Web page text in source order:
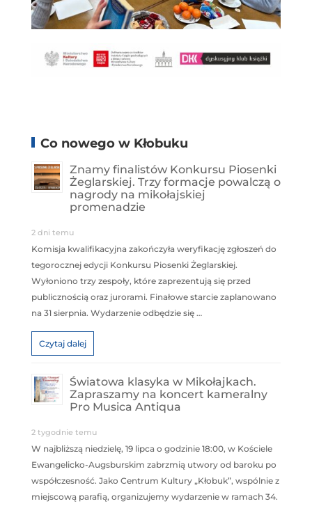
Co nowego w Kłobuku
Znamy finalistów Konkursu Piosenki
Żeglarskiej. Trzy formacje powalczą o
nagrody na mikołajskiej
promenadzie
2 dni temu
Komisja kwalifikacyjna zakończyła weryfikację zgłoszeń do
tegorocznej edycji Konkursu Piosenki Żeglarskiej.
Wyłoniono trzy zespoły, które zaprezentują się przed
publicznością oraz jurorami. Finałowe starcie zaplanowano
na 31 sierpnia. Wydarzenie odbędzie się …
Czytaj dalej
Światowa klasyka w Mikołajkach.
Zapraszamy na koncert kameralny
Pro Musica Antiqua
2 tygodnie temu
W najbliższą niedzielę, 19 lipca o godzinie 18:00, w Kościele
Ewangelicko-Augsburskim zabrzmią utwory od baroku po
współczesność. Jako Centrum Kultury „Kłobuk”, wspólnie z
miejscową parafią, organizujemy wydarzenie w ramach 34.